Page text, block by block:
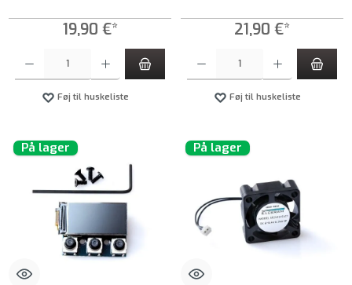
19,90 €*
Føj til huskeliste
21,90 €*
Føj til huskeliste
På lager På lager